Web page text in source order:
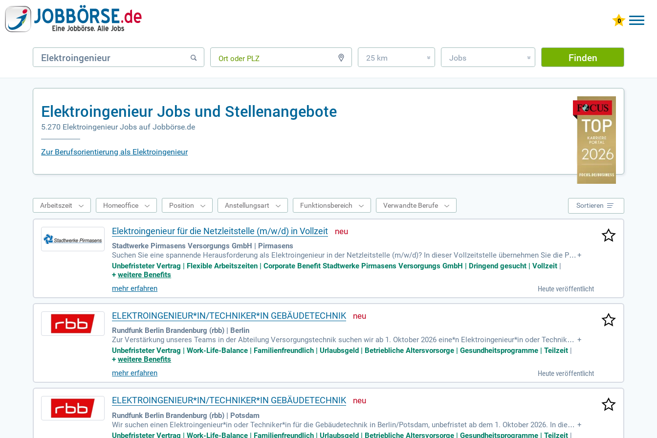
25 km » Jobs » Finden
Elektroingenieur Jobs und Stellenangebote
5.270 Elektroingenieur Jobs auf Jobbörse.de
Zur Berufsorientierung als Elektroingenieur
Arbeitszeit Homeoffice Position Anstellungsart Funktionsbereich Verwandte Berufe Sortieren
Elektroingenieur für die Netzleitstelle (m/w/d) in Vollzeit
Stadtwerke Pirmasens Versorgungs GmbH | Pirmasens
Suchen Sie eine spannende Herausforderung als Elektroingenieur in der Netzleitstelle (m/w/d)? In dieser Vollzeitstelle übernehmen Sie die Pla
nung, den Betrieb und die Optimierung der Netzleitstelle sowie die Weiterentwicklung von Informationssicherheits-Managementsystemen. Ihre
Expertise in elektrischer Energietechnik und Automatisierungstechnik ist dabei von entscheidender Bedeutung. Wir bieten eine attraktive Vergü
e und 30 Tage Jahresurlaub. Nutzen Sie die Chance, Teil unseres dynamischen Teams zu werden und gestalten Sie die Zukunft der Energiewen
de aktiv mit!
+
Unbefristeter Vertrag | Flexible Arbeitszeiten | Corporate Benefit Stadtwerke Pirmasens Versorgungs GmbH | Dringend gesucht | Vollzeit |
+weitere Benefits
mehr erfahren
Heute veröffentlicht
ELEKTROINGENIEUR*IN/TECHNIKER*IN GEBÄUDETECHNIK
Rundfunk Berlin Brandenburg (rbb) | Berlin
Zur Verstärkung unseres Teams in der Abteilung Versorgungstechnik suchen wir ab 1. Oktober 2026 eine*n Elektroingenieur*in oder Techniker*
in für Gebäude- und Elektrotechnik in Berlin/Potsdam. In dieser unbefristeten Position tragen Sie Verantwortung für den Betrieb und die Verbes
serung von elektrotechnischen und gebäudetechnischen Anlagen. Ihre Aufgaben umfassen die Projektleitung anspruchsvoller Baumaßnahmen
ng mit Fachfirmen zusammen. Voraussetzungen sind ein erfolgreicher Studienabschluss oder ein Meister- bzw. Technikerabschluss mit releva
nter Berufserfahrung. Bewerben Sie sich jetzt und gestalten Sie die Zukunft der Gebäudetechnik mit!
+
Unbefristeter Vertrag | Work-Life-Balance | Familienfreundlich | Urlaubsgeld | Betriebliche Altersvorsorge | Gesundheitsprogramme | Teilzeit
+weitere Benefits
mehr erfahren
Heute veröffentlicht
ELEKTROINGENIEUR*IN/TECHNIKER*IN GEBÄUDETECHNIK
Rundfunk Berlin Brandenburg (rbb) | Potsdam
Wir suchen einen Elektroingenieur*in oder Techniker*in für die Gebäudetechnik in Berlin/Potsdam, unbefristet ab dem 1. Oktober 2026. In diese
r verantwortungsvollen Position sind Sie zuständig für die Wartung und den Betrieb elektrotechnischer Anlagen. Zu Ihren Aufgaben gehört die D
+
Unbefristeter Vertrag | Work-Life-Balance | Familienfreundlich | Urlaubsgeld | Betriebliche Altersvorsorge | Gesundheitsprogramme | Teilzeit |